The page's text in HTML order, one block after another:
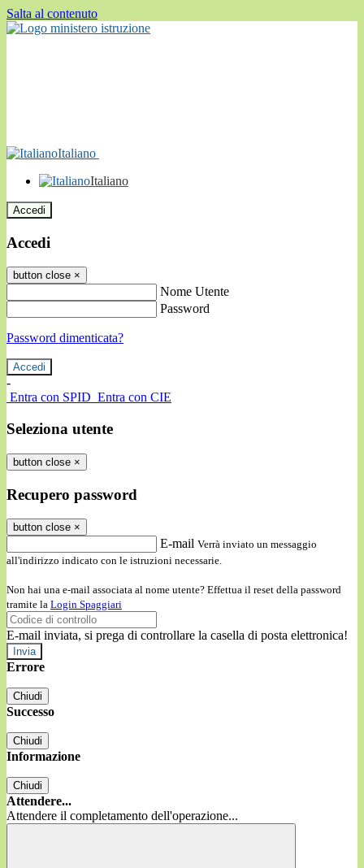
Salta al contenuto
Italiano
Italiano
Accedi
Accedi
button close ×
Nome Utente
Password
Password dimenticata?
-
Entra con SPID Entra con CIE
Seleziona utente
button close ×
Recupero password
button close ×
E-mail Verrà inviato un messaggio
all'indirizzo indicato con le istruzioni necessarie.
Non hai una e-mail associata al nome utente? Effettua il reset della password
tramite la Login Spaggiari
E-mail inviata, si prega di controllare la casella di posta elettronica!
Errore
Chiudi
Successo
Chiudi
Informazione
Chiudi
Attendere...
Attendere il completamento dell'operazione...